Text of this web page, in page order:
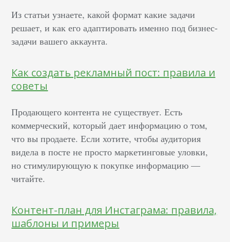
Из статьи узнаете, какой формат какие задачи
решает, и как его адаптировать именно под бизнес-
задачи вашего аккаунта.
Как создать рекламный пост: правила и
советы
Продающего контента не существует. Есть
коммерческий, который дает информацию о том,
что вы продаете. Если хотите, чтобы аудитория
видела в посте не просто маркетинговые уловки,
но стимулирующую к покупке информацию —
читайте.
Контент-план для Инстаграма: правила,
шаблоны и примеры